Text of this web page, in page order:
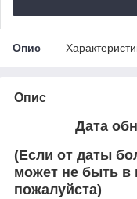
Опис
Опис
Дата
(Если от даты
может не быть в
пожалуйста)